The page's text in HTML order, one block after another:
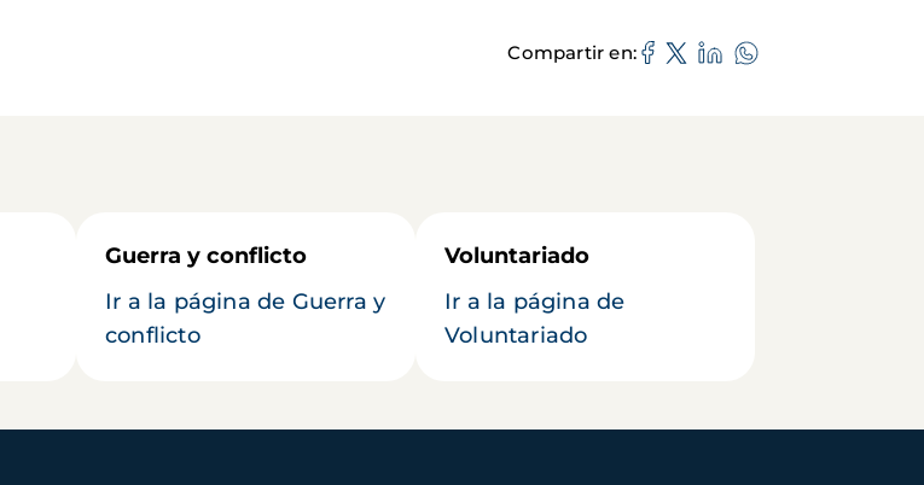
Compartir en
Guerra y conflicto
Ir a la página de Guerra y
conflicto
Voluntariado
Ir a la página de
Voluntariado